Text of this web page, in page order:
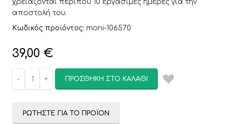
χρειάζονται περίπου 10 εργάσιμες ημέρες για την
αποστολή του.
Κωδικός προϊόντος: moni-106570
39,00 €
ΠΡΟΣΘΉΚΗ ΣΤΟ ΚΑΛΆΘΙ
ΡΩΤΉΣΤΕ ΓΙΑ ΤΟ ΠΡΟΪΌΝ